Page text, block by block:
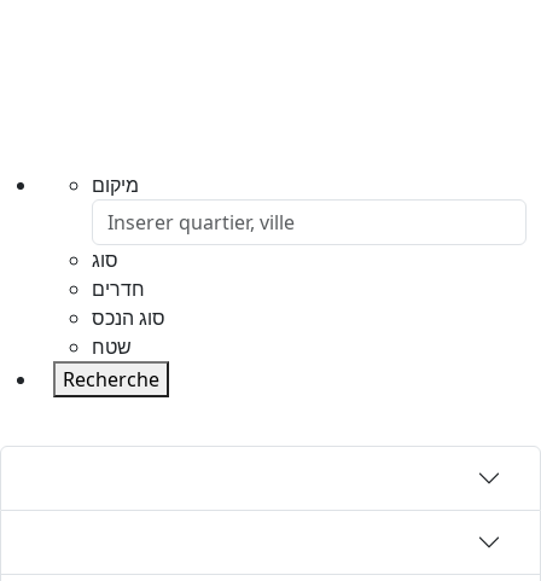
מיקום
סוג
חדרים
סוג הנכס
שטח
Recherche